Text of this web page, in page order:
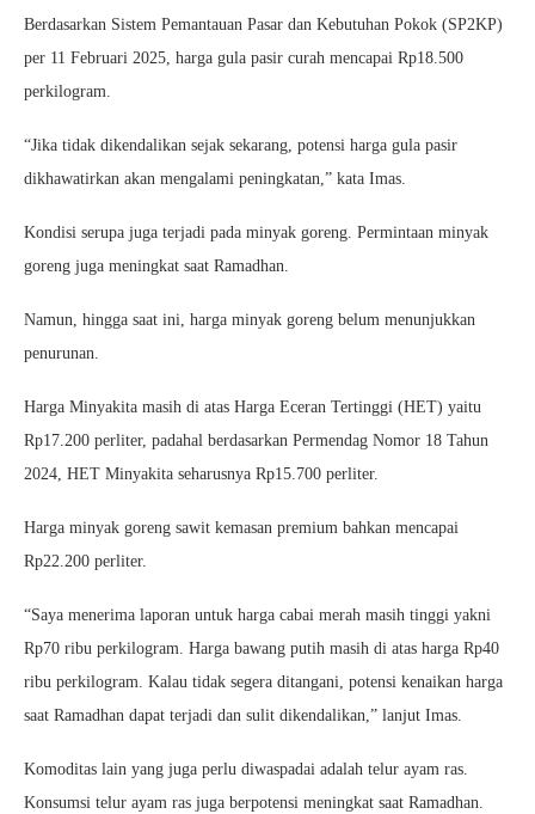
Berdasarkan Sistem Pemantauan Pasar dan Kebutuhan Pokok (SP2KP)
per 11 Februari 2025, harga gula pasir curah mencapai Rp18.500
perkilogram.
“Jika tidak dikendalikan sejak sekarang, potensi harga gula pasir
dikhawatirkan akan mengalami peningkatan,” kata Imas.
Kondisi serupa juga terjadi pada minyak goreng. Permintaan minyak
goreng juga meningkat saat Ramadhan.
Namun, hingga saat ini, harga minyak goreng belum menunjukkan
penurunan.
Harga Minyakita masih di atas Harga Eceran Tertinggi (HET) yaitu
Rp17.200 perliter, padahal berdasarkan Permendag Nomor 18 Tahun
2024, HET Minyakita seharusnya Rp15.700 perliter.
Harga minyak goreng sawit kemasan premium bahkan mencapai
Rp22.200 perliter.
“Saya menerima laporan untuk harga cabai merah masih tinggi yakni
Rp70 ribu perkilogram. Harga bawang putih masih di atas harga Rp40
ribu perkilogram. Kalau tidak segera ditangani, potensi kenaikan harga
saat Ramadhan dapat terjadi dan sulit dikendalikan,” lanjut Imas.
Komoditas lain yang juga perlu diwaspadai adalah telur ayam ras.
Konsumsi telur ayam ras juga berpotensi meningkat saat Ramadhan.